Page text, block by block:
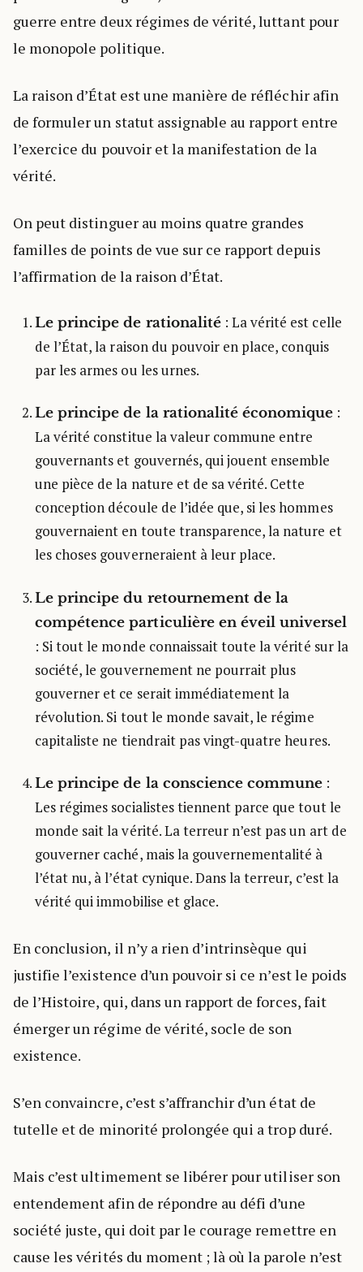
guerre entre deux régimes de vérité, luttant pour
le monopole politique.
La raison d’État est une manière de réfléchir afin
de formuler un statut assignable au rapport entre
l’exercice du pouvoir et la manifestation de la
vérité.
On peut distinguer au moins quatre grandes
familles de points de vue sur ce rapport depuis
l’affirmation de la raison d’État.
Le principe de rationalité: La vérité est celle
de l’État, la raison du pouvoir en place, conquis
par les armes ou les urnes.
Le principe de la rationalité économique :
La vérité constitue la valeur commune entre
gouvernants et gouvernés, qui jouent ensemble
une pièce de la nature et de sa vérité. Cette
conception découle de l’idée que, si les hommes
gouvernaient en toute transparence, la nature et
les choses gouverneraient à leur place.
Le principe du retournement de la
compétence particulière en éveil universel
: Si tout le monde connaissait toute la vérité sur la
société, le gouvernement ne pourrait plus
gouverner et ce serait immédiatement la
révolution. Si tout le monde savait, le régime
capitaliste ne tiendrait pas vingt-quatre heures.
Le principe de la conscience commune :
Les régimes socialistes tiennent parce que tout le
monde sait la vérité. La terreur n’est pas un art de
gouverner caché, mais la gouvernementalité à
l’état nu, à l’état cynique. Dans la terreur, c’est la
vérité qui immobilise et glace.
En conclusion, il n’y a rien d’intrinsèque qui
justifie l’existence d’un pouvoir si ce n’est le poids
de l’Histoire, qui, dans un rapport de forces, fait
émerger un régime de vérité, socle de son
existence.
S’en convaincre, c’est s’affranchir d’un état de
tutelle et de minorité prolongée qui a trop duré.
Mais c’est ultimement se libérer pour utiliser son
entendement afin de répondre au défi d’une
société juste, qui doit par le courage remettre en
cause les vérités du moment ; là où la parole n’est